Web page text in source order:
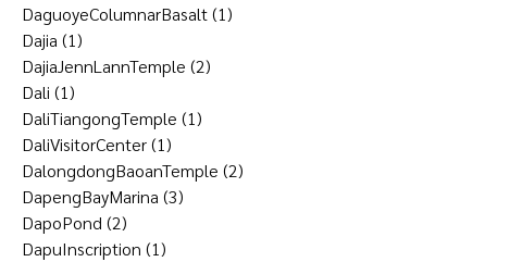
DaguoyeColumnarBasalt(1)
Dajia (1)
DajiaJennLannTemple (2)
Dali (1)
DaliTiangongTemple (1)
DaliVisitorCenter(1)
DalongdongBaoanTemple (2)
DapengBayMarina (3)
DapoPond (2)
DapuInscription (1)